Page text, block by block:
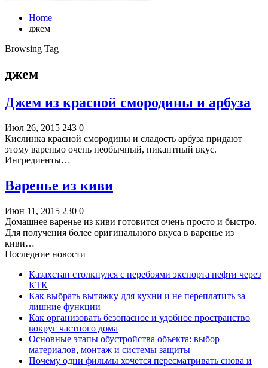
Home
джем
Browsing Tag
джем
Джем из красной смородины и арбуза
Июл 26, 2015 243 0
Кислинка красной смородины и сладость арбуза придают
этому варенью очень необычный, пикантный вкус.
Ингредиенты…
Варенье из киви
Июн 11, 2015 230 0
Домашнее варенье из киви готовится очень просто и быстро.
Для получения более оригинального вкуса в варенье из
киви…
Последние новости
Казахстан столкнулся с перебоями экспорта нефти через
КТК
Как выбрать вытяжку для кухни и не переплатить за
лишние функции
Как организовать безопасное и удобное пространство
вокруг частного дома
Основные этапы обустройства объекта: выбор
материалов, монтаж и системы защиты
Почему одни фильмы хочется пересматривать снова и